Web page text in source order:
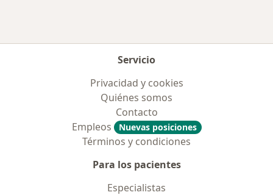
Servicio
Privacidad y cookies
Quiénes somos
Contacto
Empleos
Nuevas posiciones
Términos y condiciones
Para los pacientes
Especialistas